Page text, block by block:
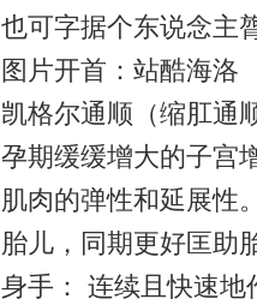
也可字据个东说念主
图片开首：站酷海洛
凯格尔通顺（缩肛通
孕期缓缓增大的子宫
肌肉的弹性和延展性
胎儿，同期更好匡助
身手： 连续且快速地